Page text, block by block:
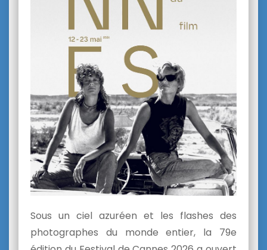
Sous un ciel azuréen et les flashes des
photographes du monde entier, la 79e